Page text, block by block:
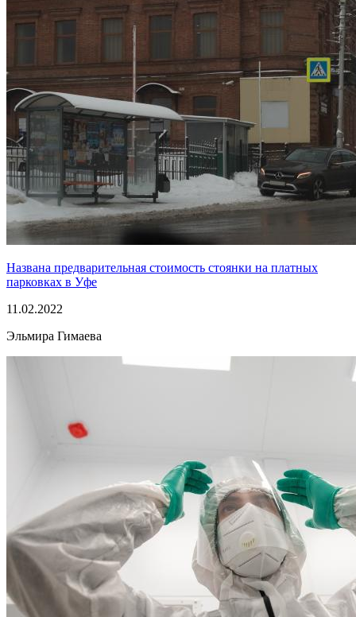
Названа предварительная стоимость стоянки на платных
парковках в Уфе
11.02.2022
Эльмира Гимаева